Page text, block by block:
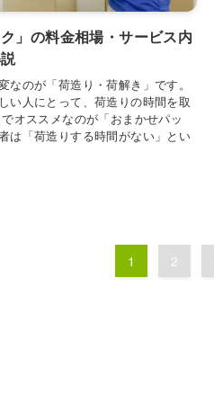
」の料金相場・サービス内
なのが「荷造り・荷解き」です。
い人にとって、荷造りの時間を取
オススメなのが「おまかせパッ
は「荷造りする時間がない」とい
1 2